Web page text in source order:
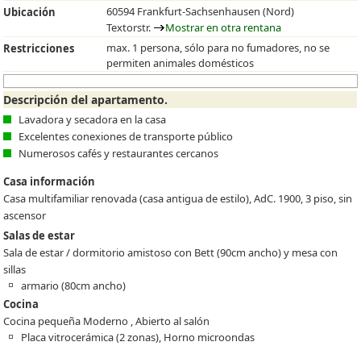
Ubicación
60594 Frankfurt-Sachsenhausen (Nord)
Textorstr.
Mostrar en otra rentana
Restricciones
max. 1 persona, sólo para no fumadores, no se
permiten animales domésticos
Descripción del apartamento.
Lavadora y secadora en la casa
Excelentes conexiones de transporte público
Numerosos cafés y restaurantes cercanos
Casa información
Casa multifamiliar renovada (casa antigua de estilo), AdC. 1900, 3 piso, sin
ascensor
Salas de estar
Sala de estar / dormitorio amistoso con Bett (90cm ancho) y mesa con
sillas
armario (80cm ancho)
Cocina
Cocina pequeña Moderno , Abierto al salón
Placa vitrocerámica (2 zonas), Horno microondas